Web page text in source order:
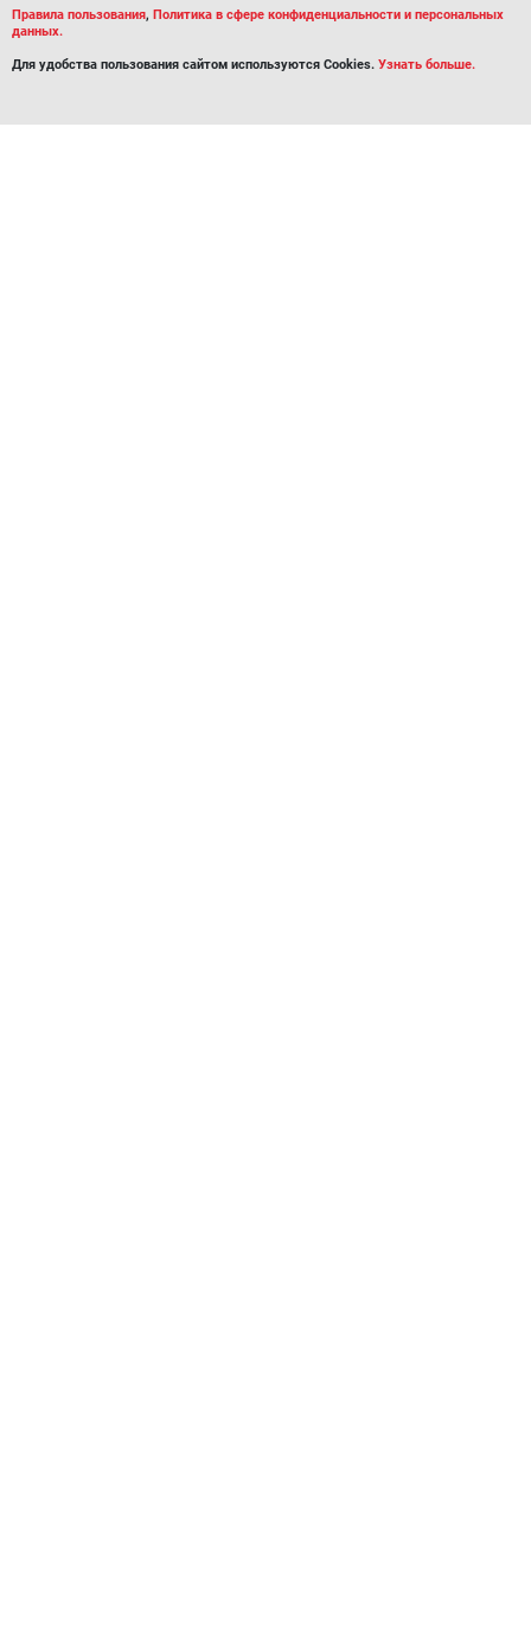
Правила пользования, Политика в сфере конфиденциальности и персональных
данных.
Для удобства пользования сайтом используются Cookies. Узнать больше.